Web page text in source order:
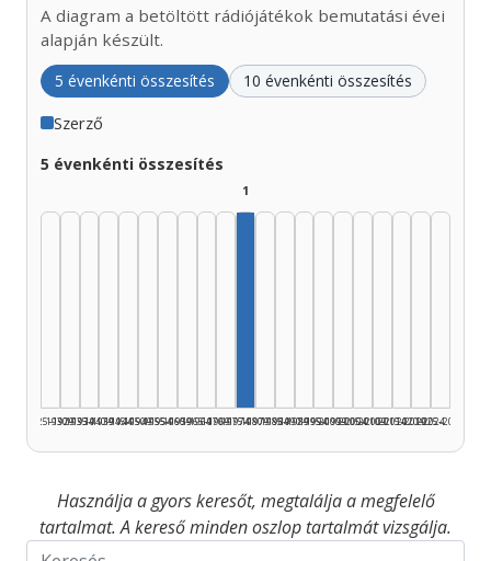
A diagram a betöltött rádiójátékok bemutatási évei
alapján készült.
5 évenkénti összesítés 10 évenkénti összesítés
Szerző
5 évenkénti összesítés
1925–1929
1930–1934
1935–1939
1940–1944
1945–1949
1950–1954
1955–1959
1960–1964
1965–1969
1970–1974
1
1975–1979
1980–1984
1985–1989
1990–1994
1995–1999
2000–2004
2005–2009
2010–2014
2015–2019
2020–2024
2025–2026
Használja a gyors keresőt, megtalálja a megfelelő
tartalmat. A kereső minden oszlop tartalmát vizsgálja.